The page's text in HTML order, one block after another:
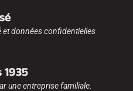
et données confidentielles
une entreprise familiale.